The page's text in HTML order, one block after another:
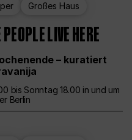
Großes Haus
LIVE HERE
– kuratiert
bis Sonntag 18.00 in und um
Berlin